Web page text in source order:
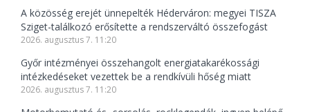
A közösség erejét ünnepelték Héderváron: megyei TISZA
Sziget-találkozó erősítette a rendszerváltó összefogást
2026. augusztus 7. 11:20
Győr intézményei összehangolt energiatakarékossági
intézkedéseket vezettek be a rendkívüli hőség miatt
2026. augusztus 7. 11:20